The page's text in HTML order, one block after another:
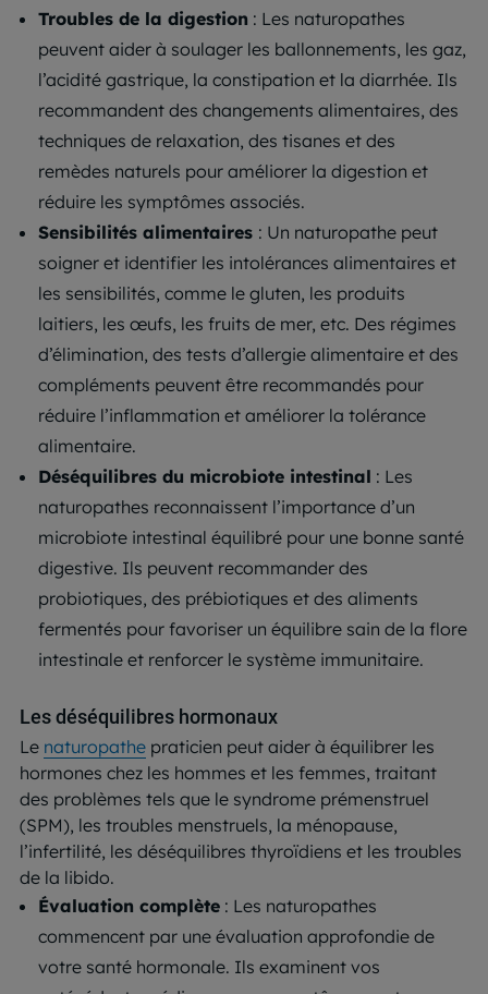
Troubles de la digestion : Les naturopathes
peuvent aider à soulager les ballonnements, les gaz,
l’acidité gastrique, la constipation et la diarrhée. Ils
recommandent des changements alimentaires, des
techniques de relaxation, des tisanes et des
remèdes naturels pour améliorer la digestion et
réduire les symptômes associés.
Sensibilités alimentaires : Un naturopathe peut
soigner et identifier les intolérances alimentaires et
les sensibilités, comme le gluten, les produits
laitiers, les œufs, les fruits de mer, etc. Des régimes
d’élimination, des tests d’allergie alimentaire et des
compléments peuvent être recommandés pour
réduire l’inflammation et améliorer la tolérance
alimentaire.
Déséquilibres du microbiote intestinal : Les
naturopathes reconnaissent l’importance d’un
microbiote intestinal équilibré pour une bonne santé
digestive. Ils peuvent recommander des
probiotiques, des prébiotiques et des aliments
fermentés pour favoriser un équilibre sain de la flore
intestinale et renforcer le système immunitaire.
Les déséquilibres hormonaux
Le naturopathe praticien peut aider à équilibrer les
hormones chez les hommes et les femmes, traitant
des problèmes tels que le syndrome prémenstruel
(SPM), les troubles menstruels, la ménopause,
l’infertilité, les déséquilibres thyroïdiens et les troubles
de la libido.
Évaluation complète : Les naturopathes
commencent par une évaluation approfondie de
votre santé hormonale. Ils examinent vos